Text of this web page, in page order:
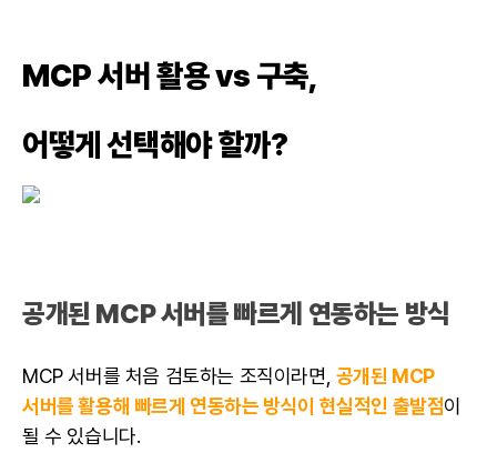
MCP 서버 활용 vs 구축,
어떻게 선택해야 할까?
공개된 MCP 서버를 빠르게 연동하는 방식
MCP 서버를 처음 검토하는 조직이라면, 공개된 MCP
서버를 활용해 빠르게 연동하는 방식이 현실적인 출발점이
될 수 있습니다.